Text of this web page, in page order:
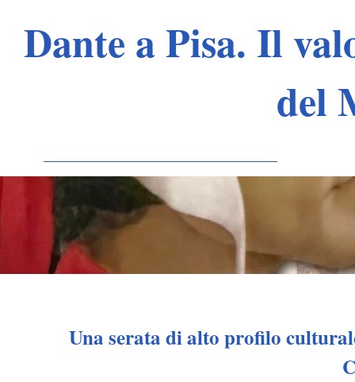
Dante a Pisa. Il
del
Una serata di alto profilo